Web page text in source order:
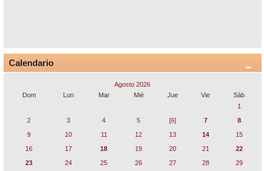
Calendario
Agosto 2026
Dom
Lun Mar Mié Jue Vie
Sáb
1
2
3 4 5 [6] 7
8
9
10 11 12 13 14
15
16
17 18 19 20 21
22
23
24 25 26 27 28
29